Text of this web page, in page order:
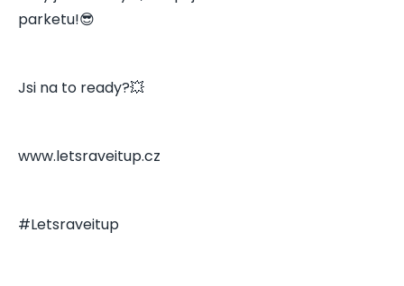
parketu!😎
Jsi na to ready?💥
www.letsraveitup.cz
#Letsraveitup